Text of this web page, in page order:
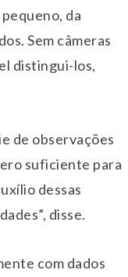
da
Sem câmeras
distingui-los,
de observações
suficiente para
dessas
disse.
com dados